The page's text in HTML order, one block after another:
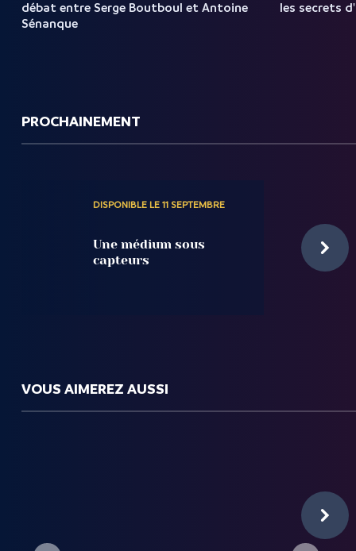
débat entre Serge Boutboul et Antoine
Sénanque
les secrets
PROCHAINEMENT
DISPONIBLE LE 11 SEPTEMBRE
Une médium sous
capteurs
VOUS AIMEREZ AUSSI